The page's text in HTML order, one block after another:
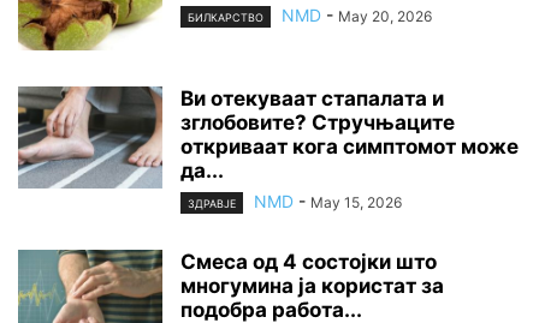
БИЛКАРСТВО NMD - May 20, 2026
Ви отекуваат стапалата и
зглобовите? Стручњаците
откриваат кога симптомот може
да...
ЗДРАВЈЕ NMD - May 15, 2026
Смеса од 4 состојки што
многумина ја користат за
подобра работа...